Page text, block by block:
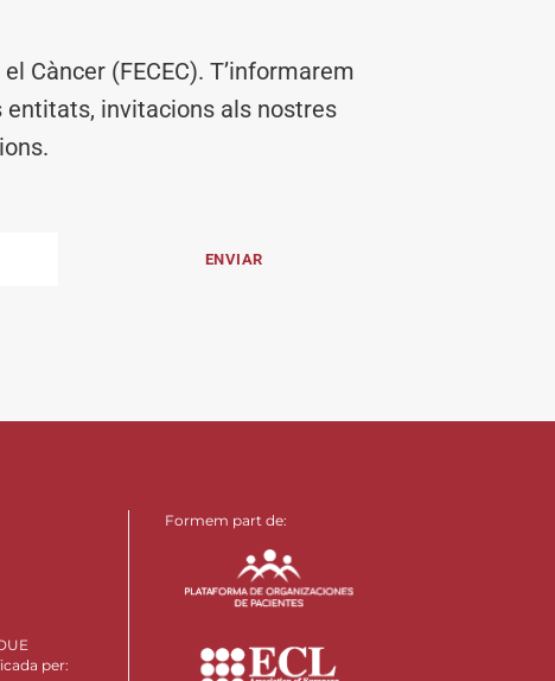
Càncer (FECEC). T’informarem
entitats, invitacions als nostres
per:
Formem part de: